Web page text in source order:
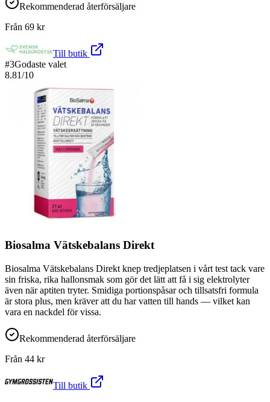
Rekommenderad återförsäljare
Från 69 kr
Till butik
#3Godaste valet
8.81/10
Biosalma Vätskebalans Direkt
Biosalma Vätskebalans Direkt knep tredjeplatsen i vårt test tack vare
sin friska, rika hallonsmak som gör det lätt att få i sig elektrolyter
även när aptiten tryter. Smidiga portionspåsar och tillsatsfri formula
är stora plus, men kräver att du har vatten till hands — vilket kan
vara en nackdel för vissa.
Rekommenderad återförsäljare
Från 44 kr
Till butik